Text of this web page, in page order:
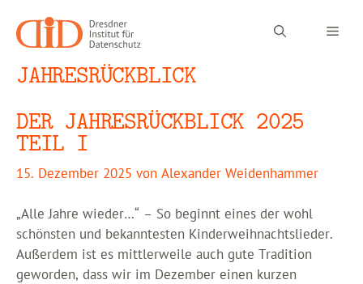
Inhalt
springen
JAHRESRÜCKBLICK
DER JAHRESRÜCKBLICK 2025
TEIL I
15. Dezember 2025 von Alexander Weidenhammer
„Alle Jahre wieder…“ – So beginnt eines der wohl
schönsten und bekanntesten Kinderweihnachtslieder.
Außerdem ist es mittlerweile auch gute Tradition
geworden, dass wir im Dezember einen kurzen